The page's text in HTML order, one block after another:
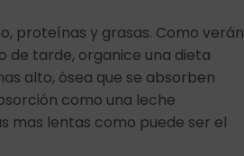
proteínas y grasas. Como verán
de tarde, organice una dieta
alto, ósea que se absorben
como una leche
mas lentas como puede ser el